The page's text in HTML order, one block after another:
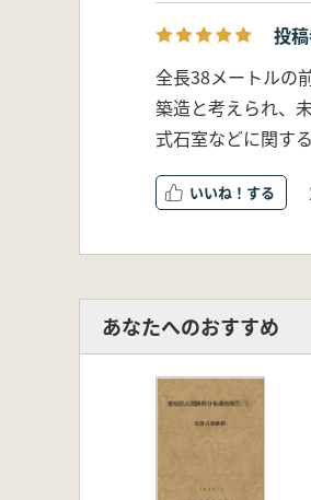
投
全長38メートルの
築造と考えられ、
式石室などに関す
いいね！
あなたへのおすすめ